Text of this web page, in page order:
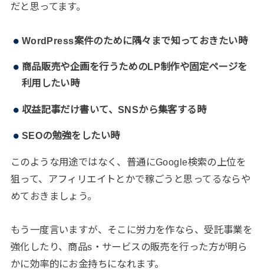
だと思ってます。
WordPress案件のために隅々まで知っておきたい時
商品販売や企画を行うためのLP制作や固定ページを
利用したい時
収益記事だけ書いて、SNSから集客する時
SEOの勉強をしたい時
このような用途ではなく、普通にGoogle検索の上位を
狙って、アフィリエイトとかで稼ごうと思ってるならや
めておきましょう。
もう一度言いますが、そこに労力を作なら、受託事業を
強化したり、商品s・サービスの販売を行った方が明ら
かに効率的にお金持ちになれます。